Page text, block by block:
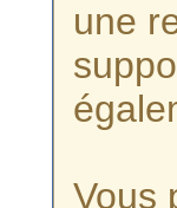
une
Vous